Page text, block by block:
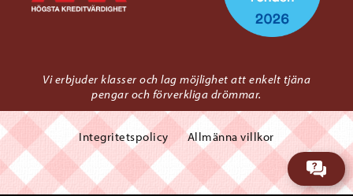
Vi erbjuder klasser och lag möjlighet att enkelt tjäna
pengar och förverkliga drömmar.
Integritetspolicy Allmänna villkor